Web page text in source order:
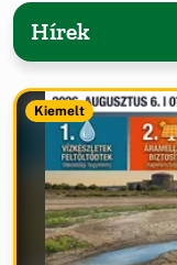
Hírek
Kiemelt